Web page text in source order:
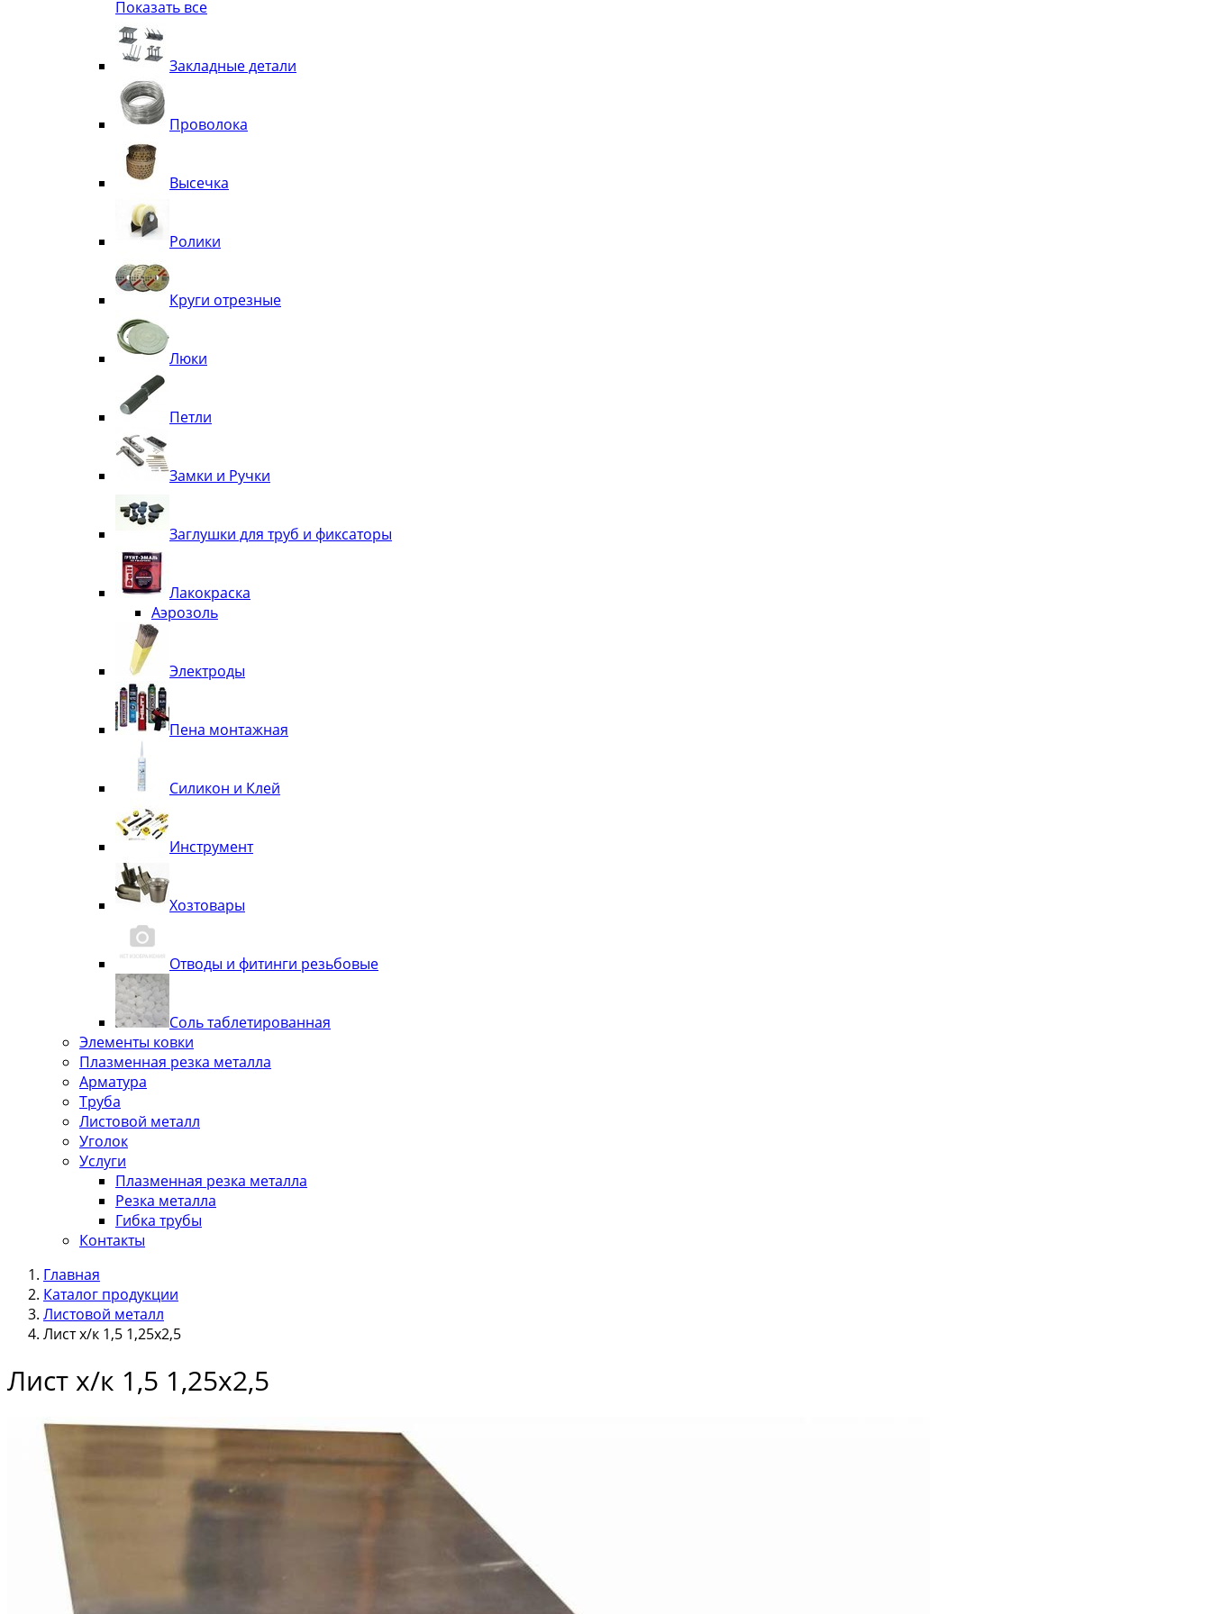
Квадрат
Труба декоративная
Элементы орнамента из квадрата, трубы
Узоры
Лавки
Показать все
Закладные детали
Проволока
Высечка
Ролики
Круги отрезные
Люки
Петли
Замки и Ручки
Заглушки для труб и фиксаторы
Лакокраска
Аэрозоль
Электроды
Пена монтажная
Силикон и Клей
Инструмент
Хозтовары
Отводы и фитинги резьбовые
Соль таблетированная
Элементы ковки
Плазменная резка металла
Арматура
Труба
Листовой металл
Уголок
Услуги
Плазменная резка металла
Резка металла
Гибка трубы
Контакты
Главная
Каталог продукции
Листовой металл
Лист х/к 1,5 1,25х2,5
Лист х/к 1,5 1,25х2,5